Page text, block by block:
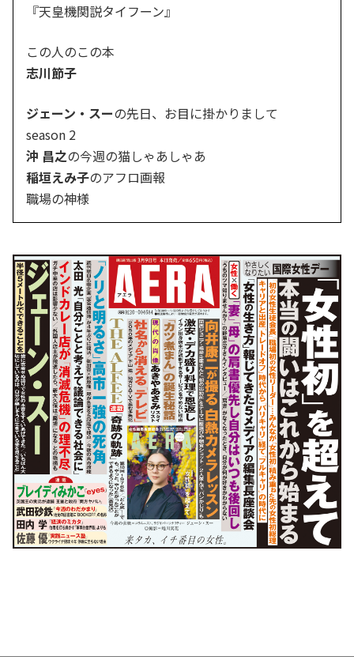
『天皇機関説タイフーン』
この人のこの本
志川節子
ジェーン・スーの先日、お目に掛かりまして
season 2
沖 昌之の今週の猫しゃあしゃあ
稲垣えみ子のアフロ画報
職場の神様